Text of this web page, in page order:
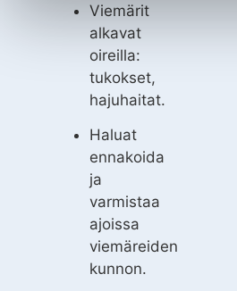
Viemärit
alkavat
oireilla:
tukokset,
hajuhaitat.
Haluat
ennakoida
ja
varmistaa
ajoissa
viemäreiden
kunnon.